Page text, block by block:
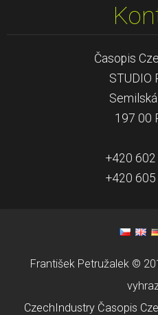
Časopis
STUDIO
197 00
+420
+420
František Petružalek ©
CzechIndustry Časopis